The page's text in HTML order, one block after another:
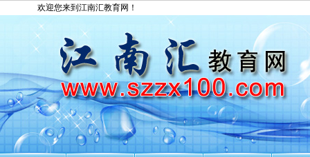
欢迎您来到江南汇教育网！